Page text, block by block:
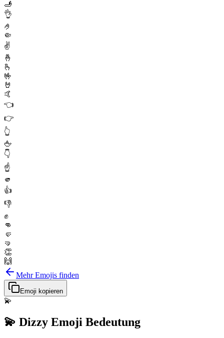
🫸
👌
🤌
🤏
✌️
🤞
🫰
🤟
🤘
🤙
👈
👉
👆
🖕
👇
☝️
🫵
👍
👎
✊
👊
🤛
🤜
👏
🙌
Mehr Emojis finden
Emoji kopieren
💫
💫 Dizzy Emoji Bedeutung